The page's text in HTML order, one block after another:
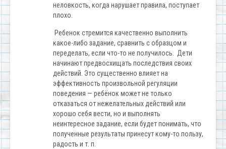
неловкость, когда нарушает правила, поступает
плохо.
Ребенок стремится качественно выполнить
какое-либо задание, сравнить с образцом и
переделать, если что-то не получилось. Дети
начинают предвосхищать последствия своих
действий. Это существенно влияет на
эффективность произвольной регуляции
поведения — ребёнок может не только
отказаться от нежелательных действий или
хорошо себя вести, но и выполнять
неинтересное задание, если будет понимать, что
полученные результаты принесут кому-то пользу,
радость и т. п.